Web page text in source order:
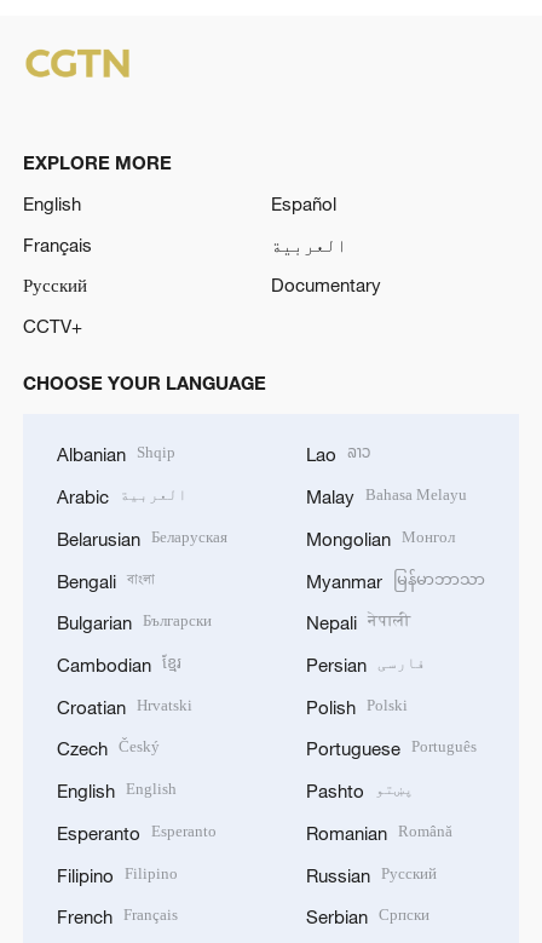
EXPLORE MORE
English
Español
Français
العربية
Русский
Documentary
CCTV+
CHOOSE YOUR LANGUAGE
Albanian Shqip
Arabic العربية
Belarusian Беларуская
Bengali বাংলা
Bulgarian Български
Cambodian ខ្មែរ
Croatian Hrvatski
Czech Český
English English
Esperanto Esperanto
Filipino Filipino
French Français
Lao ລາວ
Malay Bahasa Melayu
Mongolian Монгол
Myanmar မြန်မာဘာသာ
Nepali नेपाली
Persian فارسی
Polish Polski
Portuguese Português
Pashto پښتو
Romanian Română
Russian Русский
Serbian Српски